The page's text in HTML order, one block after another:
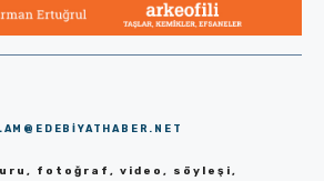
fotoğraf, video, söyleşi,